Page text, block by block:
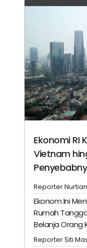
Ekonomi RI
Vietnam
Reporter
Ekonom Ini
Rumah
Belanja Orang
Reporter Siti